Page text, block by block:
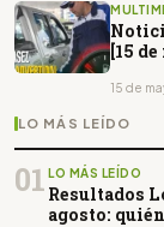
[15
15 de
LO MÁS LEÍDO
01 LO MÁS LEÍDO
Resultados
agosto: